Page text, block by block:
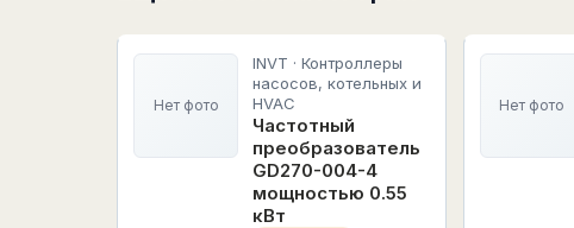
Нет фото
INVT · Контроллеры
насосов, котельных и
HVAC
Частотный
преобразователь
GD270-004-4
мощностью 0.55
кВт
Нет фото